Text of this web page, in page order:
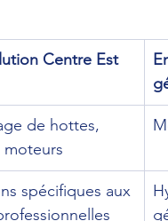
Centre Est
de hottes,
spécifiques aux